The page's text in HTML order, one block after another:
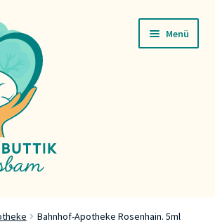
Menü
Bahnhof-Apotheke Rosenhain. 5ml